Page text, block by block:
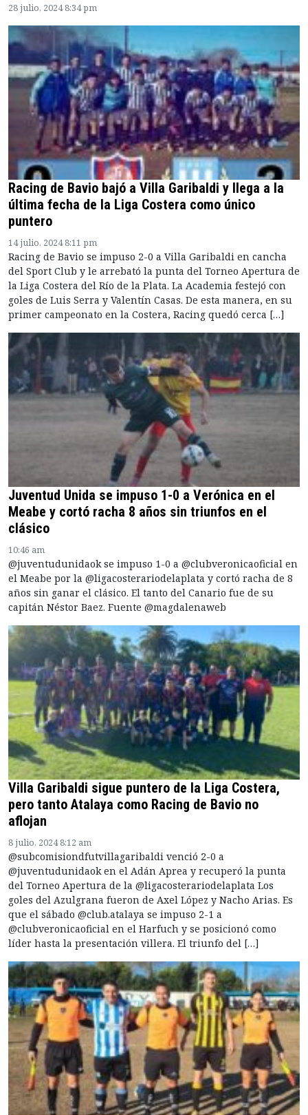
28 julio, 2024 8:34 pm
Racing de Bavio bajó a Villa Garibaldi y llega a la
última fecha de la Liga Costera como único
puntero
14 julio, 2024 8:11 pm
Racing de Bavio se impuso 2-0 a Villa Garibaldi en cancha
del Sport Club y le arrebató la punta del Torneo Apertura de
la Liga Costera del Río de la Plata. La Academia festejó con
goles de Luis Serra y Valentín Casas. De esta manera, en su
primer campeonato en la Costera, Racing quedó cerca […]
Juventud Unida se impuso 1-0 a Verónica en el
Meabe y cortó racha 8 años sin triunfos en el
clásico
10:46 am
@juventudunidaok se impuso 1-0 a @clubveronicaoficial en
el Meabe por la @ligacosterariodelaplata y cortó racha de 8
años sin ganar el clásico. El tanto del Canario fue de su
capitán Néstor Baez. Fuente @magdalenaweb
Villa Garibaldi sigue puntero de la Liga Costera,
pero tanto Atalaya como Racing de Bavio no
aflojan
8 julio, 2024 8:12 am
@subcomisiondfutvillagaribaldi venció 2-0 a
@juventudunidaok en el Adán Aprea y recuperó la punta
del Torneo Apertura de la @ligacosterariodelaplata Los
goles del Azulgrana fueron de Axel López y Nacho Arias. Es
que el sábado @club.atalaya se impuso 2-1 a
@clubveronicaoficial en el Harfuch y se posicionó como
líder hasta la presentación villera. El triunfo del […]